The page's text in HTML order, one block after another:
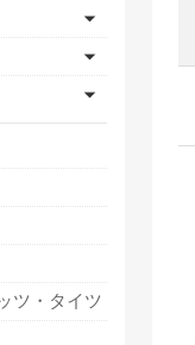
ツ・タイツ